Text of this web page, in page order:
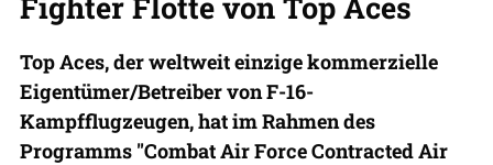
Top Aces, der weltweit einzige kommerzielle
Eigentümer/Betreiber von F-16-
Kampfflugzeugen, hat im Rahmen des
Programms "Combat Air Force Contracted Air